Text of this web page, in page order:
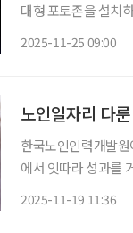
대형 포토존을 설치
2025-11-25 09:00
노인일자리 다
한국노인인력개발원
에서 잇따라 성과를
2025-11-19 11:36